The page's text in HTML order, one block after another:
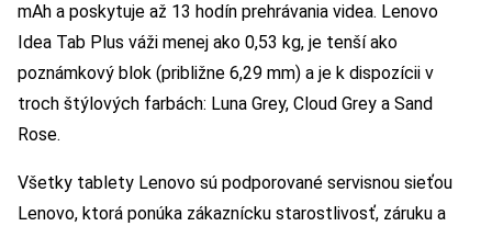
mAh a poskytuje až 13 hodín prehrávania videa. Lenovo
Idea Tab Plus váži menej ako 0,53 kg, je tenší ako
poznámkový blok (približne 6,29 mm) a je k dispozícii v
troch štýlových farbách: Luna Grey, Cloud Grey a Sand
Rose.
Všetky tablety Lenovo sú podporované servisnou sieťou
Lenovo, ktorá ponúka zákaznícku starostlivosť, záruku a